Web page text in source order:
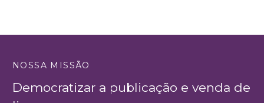
NOSSA MISSÃO
Democratizar a publicação e venda de